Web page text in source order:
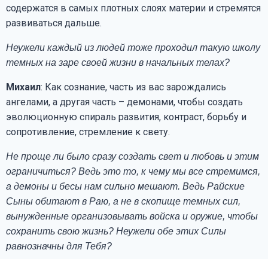
содержатся в самых плотных слоях материи и стремятся
развиваться дальше.
Неужели каждый из людей тоже проходил такую школу
темных на заре своей жизни в начальных телах?
Михаил: Как сознание, часть из вас зарождались
ангелами, а другая часть – демонами, чтобы создать
эволюционную спираль развития, контраст, борьбу и
сопротивление, стремление к свету.
Не проще ли было сразу создать свет и любовь и этим
ограничиться? Ведь это то, к чему мы все стремимся,
а демоны и бесы нам сильно мешают. Ведь Райские
Сыны обитают в Раю, а не в скопище темных сил,
вынужденные организовывать войска и оружие, чтобы
сохранить свою жизнь? Неужели обе этих Силы
равнозначны для Тебя?